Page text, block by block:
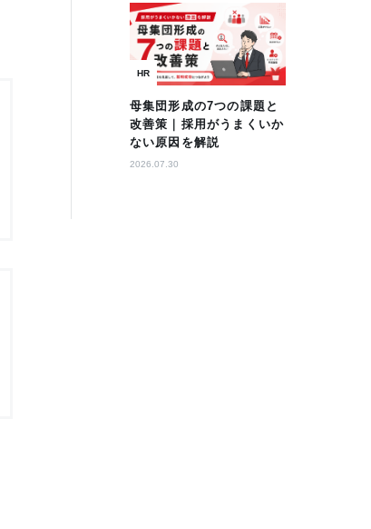
HR
母集団形成の7つの課題と
改善策｜採用がうまくいか
ない原因を解説
2026.07.30